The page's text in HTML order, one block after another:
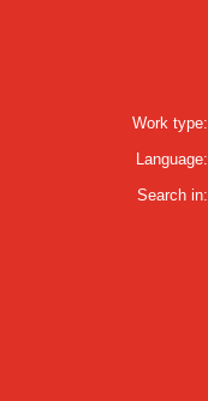
Work type:
Language:
Search in: